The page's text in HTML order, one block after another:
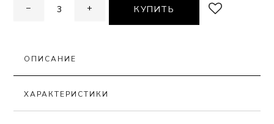
− + КУПИТЬ
ОПИСАНИЕ
ХАРАКТЕРИСТИКИ